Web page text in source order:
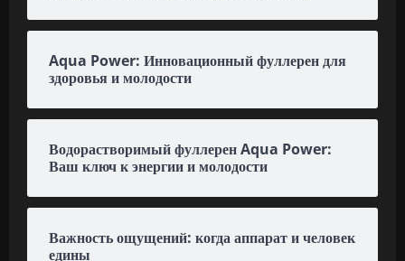
Aqua Power: Инновационный фуллерен для
здоровья и молодости
Водорастворимый фуллерен Aqua Power:
Ваш ключ к энергии и молодости
Важность ощущений: когда аппарат и человек
едины